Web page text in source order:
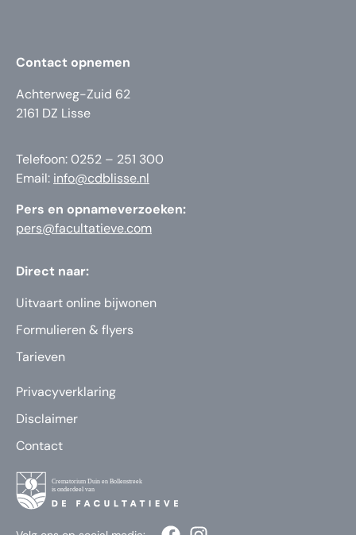
Contact opnemen
Achterweg-Zuid 62
2161 DZ Lisse
Telefoon: 0252 – 251 300
Email: info@cdblisse.nl
Pers en opnameverzoeken:
pers@facultatieve.com
Direct naar:
Uitvaart online bijwonen
Formulieren & flyers
Tarieven
Privacyverklaring
Disclaimer
Contact